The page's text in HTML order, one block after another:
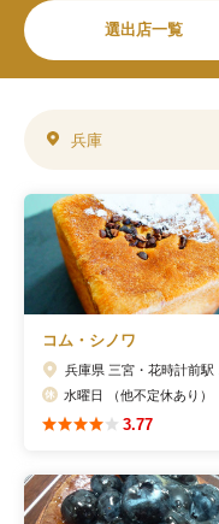
選出店一覧
兵庫
コム・シノワ
水曜日 （他不定休あり）
3.77